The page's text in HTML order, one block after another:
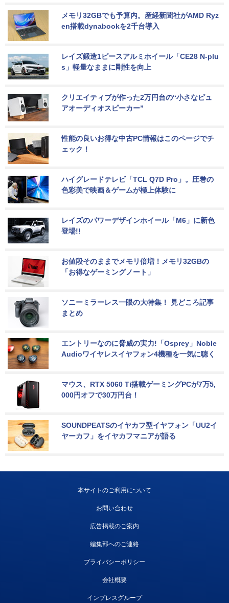
メモリ32GBでも予算内。産経新聞社がAMD Ryz
en搭載dynabookを2千台導入
レイズ鍛造1ピースアルミホイール「CE28 N-plu
s」軽量なままに剛性を向上
クリエイティブが作った2万円台の“小さなピュ
アオーディオスピーカー”
性能の良いお得な中古PC情報はこのページでチ
ェック！
ハイグレードテレビ「TCL Q7D Pro」。圧巻の
色彩美で映画＆ゲームが極上体験に
レイズのパワーデザインホイール「M6」に新色
登場!!
お値段そのままでメモリ倍増！メモリ32GBの
「お得なゲーミングノート」
ソニーミラーレス一眼の大特集！ 見どころ記事
まとめ
エントリーなのに脅威の実力!「Osprey」Noble
Audioワイヤレスイヤフォン4機種を一気に聴く
マウス、RTX 5060 Ti搭載ゲーミングPCが7万5,
000円オフで30万円台！
SOUNDPEATSのイヤカフ型イヤフォン「UU2イ
ヤーカフ」をイヤカフマニアが語る
本サイトのご利用について
お問い合わせ
広告掲載のご案内
編集部へのご連絡
プライバシーポリシー
会社概要
インプレスグループ